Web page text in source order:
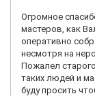
Огромное
мастеров, как
оперативно
несмотря на
Пожалел
таких людей и
буду просить